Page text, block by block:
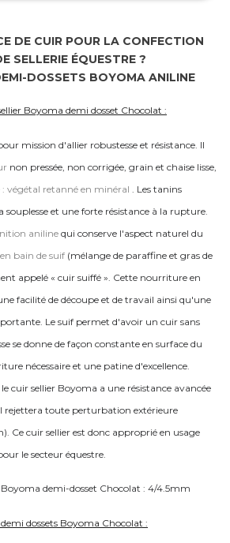
DE CUIR POUR LA CONFECTION
SELLERIE ÉQUESTRE ?
DOSSETS BOYOMA ANILINE
Boyoma demi dosset Chocolat :
mission d'allier robustesse et résistance. Il
non pressée, non corrigée, grain et chaise lisse,
végétal retanné en minéral . Les tanins
et une forte résistance à la rupture.
anilinequi conserve l'aspect naturel du
bain de suif (mélange de paraffine et gras de
appelé « cuir suiffé ». Cette nourriture en
facilité de découpe et de travail ainsi qu'une
Le suif permet d'avoir un cuir sans
se donne de façon constante en surface du
nécessaire et une patine d'excellence.
cuir sellier Boyoma a une résistance avancée
rejettera toute perturbation extérieure
Ce cuir sellier est donc approprié en usage
le secteur équestre.
Boyoma demi-dosset Chocolat : 4/4.5mm
dossets Boyoma Chocolat :